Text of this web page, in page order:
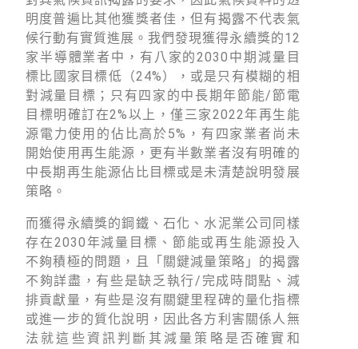
明度普遍比其他獲獎者佳，但有揭露不代表氣
候行動有實質進展。我們發現獲得永續獎的12
家半導體業者中，有八家的2030中期減量目
標比國家目標低（24%），或是只有模糊的相
對減量目標；只有四家的中長期年節能/節電
目標明確訂在2%以上，僅三家2022年再生能
源電力使用的佔比高於5%，有四家業者尚未
開始使用再生能源，更有半數業者沒有明確的
中長期再生能源佔比目標或是未清楚說明發展
策略。
而獲得永續獎的鋼鐵、石化、水泥業公司同樣
存在2030年減量目標、節能或再生能源投入
不夠積極的問題，且「關鍵減量策略」的揭露
不夠詳盡，有些是缺乏執行/完成時間點、減
排貢獻量，有些是沒有關鍵里程碑的量化指標
或進一步的質化說明，因此各方利害關係人無
法就這些資訊判斷其減量策略是否確實和